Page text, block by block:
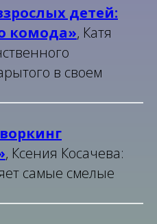
детей:
комода», Катя
в своем
, Ксения Косачева:
самые смелые